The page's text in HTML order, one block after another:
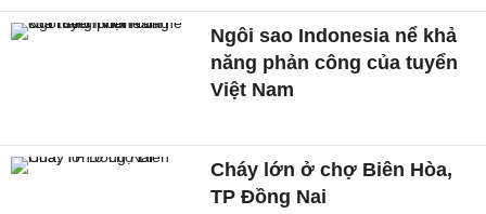
Ngôi sao Indonesia nể khả
năng phản công của tuyển
Việt Nam
Cháy lớn ở chợ Biên Hòa,
TP Đồng Nai